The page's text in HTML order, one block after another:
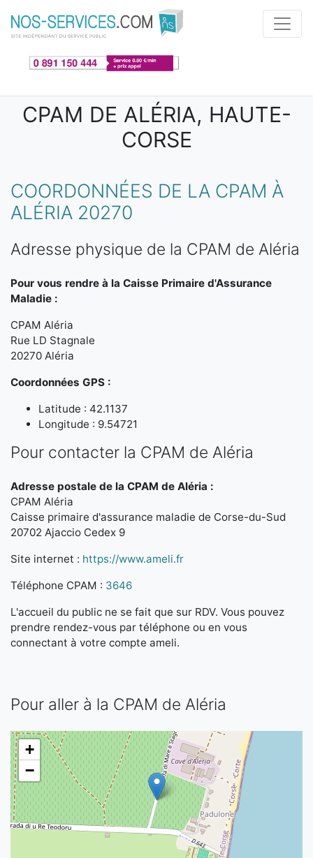
Aller au contenu principal
CPAM DE ALÉRIA, HAUTE-
CORSE
COORDONNÉES DE LA CPAM À
ALÉRIA 20270
Adresse physique de la CPAM de Aléria
Pour vous rendre à la Caisse Primaire d'Assurance
Maladie :
CPAM Aléria
Rue LD Stagnale
20270 Aléria
Coordonnées GPS :
Latitude : 42.1137
Longitude : 9.54721
Pour contacter la CPAM de Aléria
Adresse postale de la CPAM de Aléria :
CPAM Aléria
Caisse primaire d'assurance maladie de Corse-du-Sud
20702 Ajaccio Cedex 9
Site internet : https://www.ameli.fr
Téléphone CPAM : 3646
L'accueil du public ne se fait que sur RDV. Vous pouvez
prendre rendez-vous par téléphone ou en vous
connectant à votre compte ameli.
Pour aller à la CPAM de Aléria
+
−